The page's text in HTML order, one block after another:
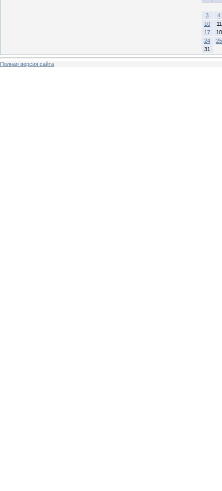
3
4
10
11
17
18
24
25
31
Полная версия сайта